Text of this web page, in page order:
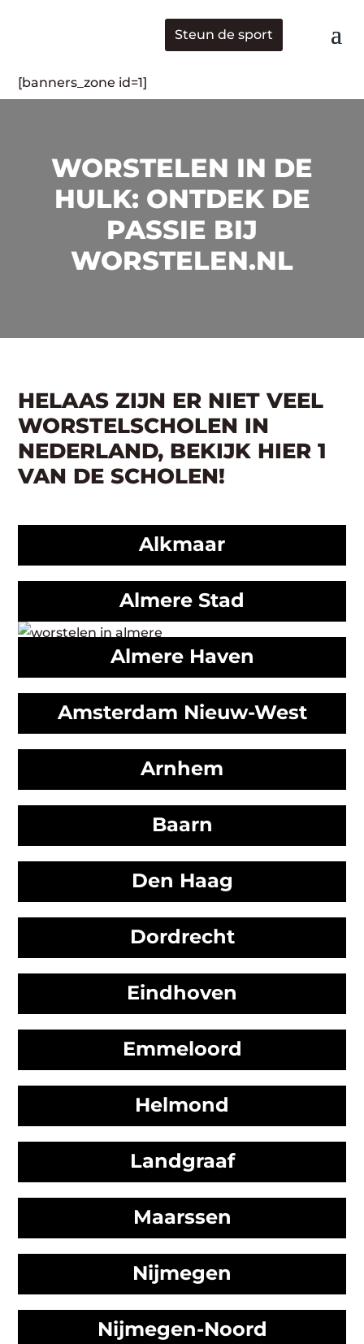
Steun de sport
[banners_zone id=1]
WORSTELEN IN DE
HULK: ONTDEK DE
PASSIE BIJ
WORSTELEN.NL
HELAAS ZIJN ER NIET VEEL
WORSTELSCHOLEN IN
NEDERLAND, BEKIJK HIER 1
VAN DE SCHOLEN!
Alkmaar
Almere Stad
Almere Haven
Amsterdam Nieuw-West
Arnhem
Baarn
Den Haag
Dordrecht
Eindhoven
Emmeloord
Helmond
Landgraaf
Maarssen
Nijmegen
Nijmegen-Noord